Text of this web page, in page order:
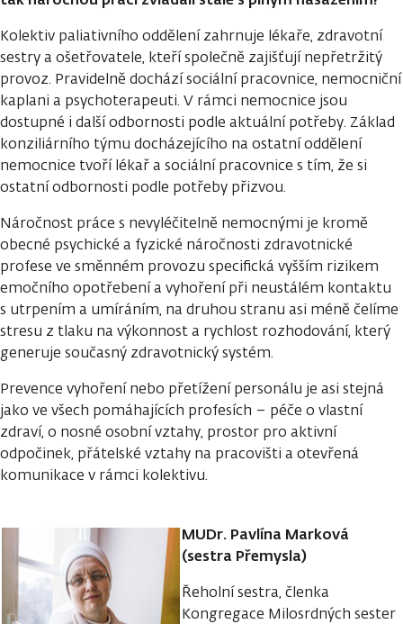
Kolektiv paliativního oddělení zahrnuje lékaře, zdravotní
sestry a ošetřovatele, kteří společně zajišťují nepřetržitý
provoz. Pravidelně dochází sociální pracovnice, nemocniční
kaplani a psychoterapeuti. V rámci nemocnice jsou
dostupné i další odbornosti podle aktuální potřeby. Základ
konziliárního týmu docházejícího na ostatní oddělení
nemocnice tvoří lékař a sociální pracovnice s tím, že si
ostatní odbornosti podle potřeby přizvou.
Náročnost práce s nevyléčitelně nemocnými je kromě
obecné psychické a fyzické náročnosti zdravotnické
profese ve směnném provozu specifická vyšším rizikem
emočního opotřebení a vyhoření při neustálém kontaktu
s utrpením a umíráním, na druhou stranu asi méně čelíme
stresu z tlaku na výkonnost a rychlost rozhodování, který
generuje současný zdravotnický systém.
Prevence vyhoření nebo přetížení personálu je asi stejná
jako ve všech pomáhajících profesích – péče o vlastní
zdraví, o nosné osobní vztahy, prostor pro aktivní
odpočinek, přátelské vztahy na pracovišti a otevřená
komunikace v rámci kolektivu.
MUDr. Pavlína Marková
(sestra Přemysla)
Řeholní sestra, členka
Kongregace Milosrdných sester